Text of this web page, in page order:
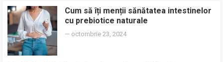
Cum să îți menții sănătatea intestinelor
cu prebiotice naturale
— octombrie 23, 2024